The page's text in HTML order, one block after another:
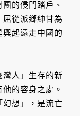
的侵門踏戶、
屈從派鄉紳甘為
興起遠走中國的
灣人」生存的新
的容身之處。
幻想」，是流亡